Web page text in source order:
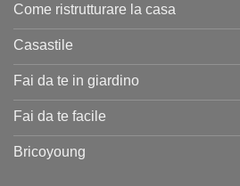
Come ristrutturare la casa
Casastile
Fai da te in giardino
Fai da te facile
Bricoyoung